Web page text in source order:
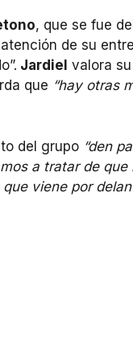
, que se fue
de su
Jardiel valora
que “hay otras
del grupo “den
a tratar de
viene por